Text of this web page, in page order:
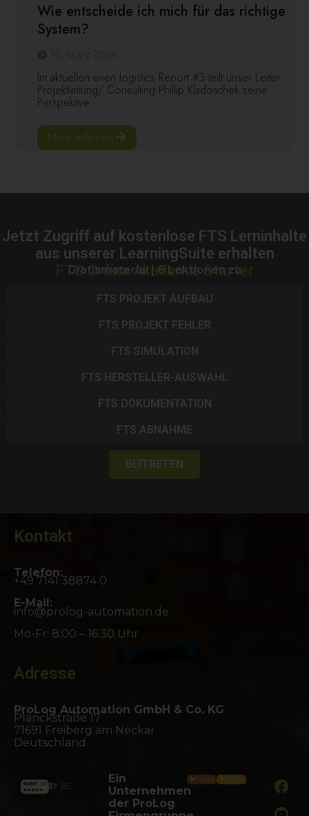
Wie entscheide ich mich für das richtige
System?
Im aktuellen even logistics Report #3 teilt unser Leiter
Projektleitung/ Consulting Phillip Kladoschek seine
Perspektive...
Mehr erfahren
Jetzt Zugriff auf kostenlose FTS Lerninhalte
aus unserer LearningSuite erhalten
FTS Online Akademie Starter
Gratismaterial | 6 Lektionen zu
FTS PROJEKT AUFBAU
FTS PROJEKT FEHLER
FTS SIMULATION
FTS HERSTELLER-AUSWAHL
FTS DOKUMENTATION
FTS ABNAHME
BEITRETEN
Kontakt
Telefon:
+49 7141 38874 0
E-Mail:
info@prolog-automation.de
Mo-Fr: 8:00 – 16:30 Uhr
Adresse
ProLog Automation GmbH & Co. KG
Planckstraße 17
71691 Freiberg am Neckar
Deutschland
Ein
Unternehmen
der ProLog